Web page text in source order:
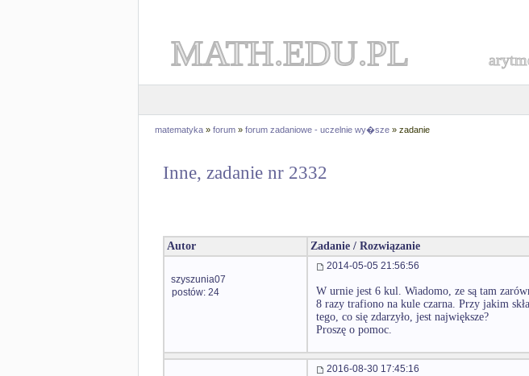
MATH.EDU.PL
matematyka » forum » forum zadaniowe - uczelnie wy�sze » zadanie
Inne, zadanie nr 2332
Autor Zadanie / Rozwiązanie
szyszunia07
postów: 24
2014-05-05 21:56:56
W urnie jest 6 kul. Wiadomo, ze są tam
8 razy trafiono na kule czarna. Przy jakim
tego, co się zdarzyło, jest największe?
Proszę o pomoc.
2016-08-30 17:45:16